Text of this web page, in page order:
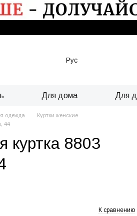
Рус
Для дома Для
одежда
Куртки женские
44
куртка 8803
К сравнению